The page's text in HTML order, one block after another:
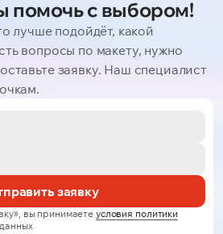
помочь с выбором!
лучше подойдёт, какой
вопросы по макету, нужно
заявку. Наш специалист
заявку
вы принимаете условия политики